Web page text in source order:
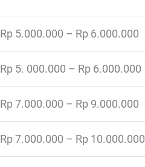
Rp 5.000.000 – Rp 6.000.000
Rp 5. 000.000 – Rp 6.000.000
Rp 7.000.000 – Rp 9.000.000
Rp 7.000.000 – Rp 10.000.000